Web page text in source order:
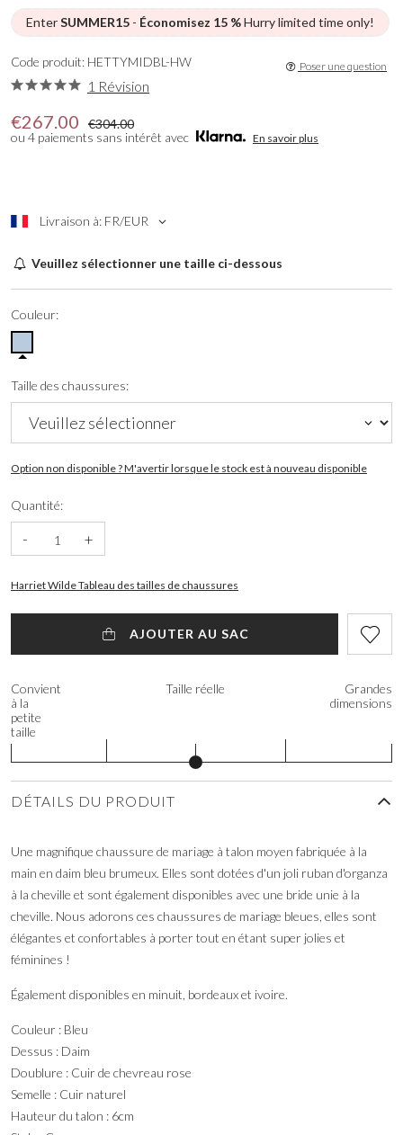
EnterSUMMER15 - Économisez 15 %Hurry limited time only!
€267.00
€304.00
ou 4 paiements sans intérêt avec
En savoir plus
Livraison à: FR/EUR
Code produit: HETTYMIDBL-HW
1 Révision
Poser une question
Veuillez sélectionner une taille ci-dessous
Couleur:
Taille des chaussures:
Option non disponible ? M'avertir lorsque le stock est à nouveau disponible
Quantité:
- +
Harriet Wilde Tableau des tailles de chaussures
AJOUTER AU SAC
Convient
à la
petite
taille
Taille réelle
Grandes
dimensions
DÉTAILS DU PRODUIT
Une magnifique chaussure de mariage à talon moyen fabriquée à la
main en daim bleu brumeux. Elles sont dotées d'un joli ruban d'organza
à la cheville et sont également disponibles avec une bride unie à la
cheville. Nous adorons ces chaussures de mariage bleues, elles sont
élégantes et confortables à porter tout en étant super jolies et
féminines !
Également disponibles en minuit, bordeaux et ivoire.
Couleur : Bleu
Dessus : Daim
Doublure : Cuir de chevreau rose
Semelle : Cuir naturel
Hauteur du talon : 6cm